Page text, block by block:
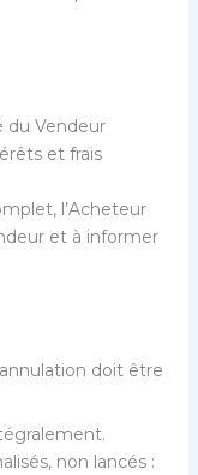
du Vendeur
et frais
l’Acheteur
et à informer
doit être
non lancés :